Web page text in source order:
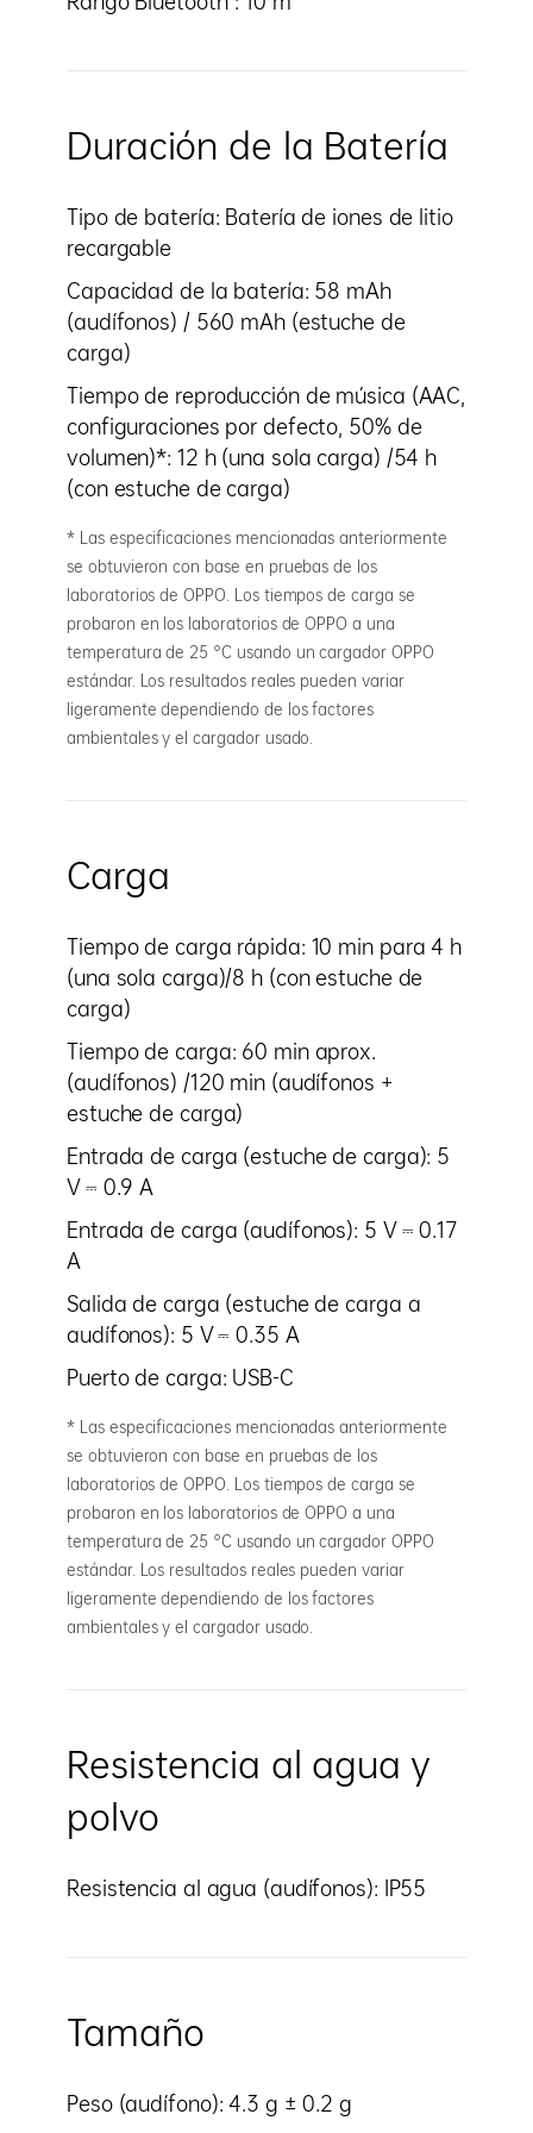
Duración de la Batería
Tipo de batería: Batería de iones de litio
recargable
Capacidad de la batería: 58 mAh
(audífonos) / 560 mAh (estuche de
carga)
Tiempo de reproducción de música (AAC,
configuraciones por defecto, 50% de
volumen)*: 12 h (una sola carga) /54 h
(con estuche de carga)
* Las especificaciones mencionadas anteriormente
se obtuvieron con base en pruebas de los
laboratorios de OPPO. Los tiempos de carga se
probaron en los laboratorios de OPPO a una
temperatura de 25 °C usando un cargador OPPO
estándar. Los resultados reales pueden variar
ligeramente dependiendo de los factores
ambientales y el cargador usado.
Carga
Tiempo de carga rápida: 10 min para 4 h
(una sola carga)/8 h (con estuche de
carga)
Tiempo de carga: 60 min aprox.
(audífonos) /120 min (audífonos +
estuche de carga)
Entrada de carga (estuche de carga): 5
V ⎓ 0.9 A
Entrada de carga (audífonos): 5 V ⎓ 0.17
A
Salida de carga (estuche de carga a
audífonos): 5 V ⎓ 0.35 A
Puerto de carga: USB-C
* Las especificaciones mencionadas anteriormente
se obtuvieron con base en pruebas de los
laboratorios de OPPO. Los tiempos de carga se
probaron en los laboratorios de OPPO a una
temperatura de 25 °C usando un cargador OPPO
estándar. Los resultados reales pueden variar
ligeramente dependiendo de los factores
ambientales y el cargador usado.
Resistencia al agua y
polvo
Resistencia al agua (audífonos): IP55
Tamaño
Peso (audífono): 4.3 g ± 0.2 g